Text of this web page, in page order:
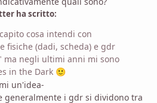
ha scritto:
cosa intendi con
fisiche (dadi, scheda) e gdr
ma negli ultimi anni mi sono
in the Dark 🙂
un'idea-
generalmente i gdr si dividono tra